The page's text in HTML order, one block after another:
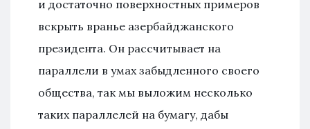
и достаточно поверхностных примеров
вскрыть вранье азербайджанского
президента. Он рассчитывает на
параллели в умах забыдленного своего
общества, так мы выложим несколько
таких параллелей на бумагу, дабы